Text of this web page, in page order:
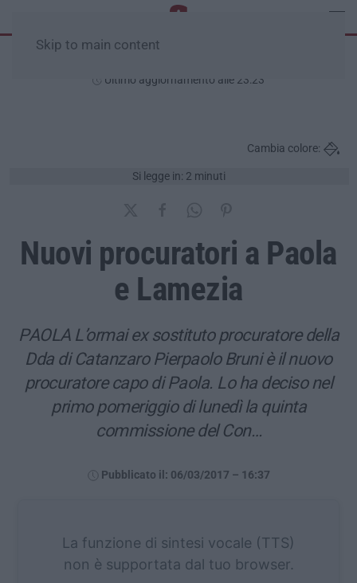
Skip to main content
Ultimo aggiornamento alle 23:23
Si legge in: 2 minuti
Cambia colore:
Nuovi procuratori a Paola
e Lamezia
PAOLA L’ormai ex sostituto procuratore della
Dda di Catanzaro Pierpaolo Bruni è il nuovo
procuratore capo di Paola. Lo ha deciso nel
primo pomeriggio di lunedì la quinta
commissione del Con…
Pubblicato il: 06/03/2017 – 16:37
La funzione di sintesi vocale (TTS)
non è supportata dal tuo browser.